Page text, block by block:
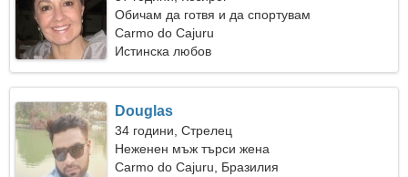
Обичам да готвя и да спортувам
Carmo do Cajuru
Истинска любов
Douglas
34 години, Стрелец
Неженен мъж търси жена
Carmo do Cajuru, Бразилия